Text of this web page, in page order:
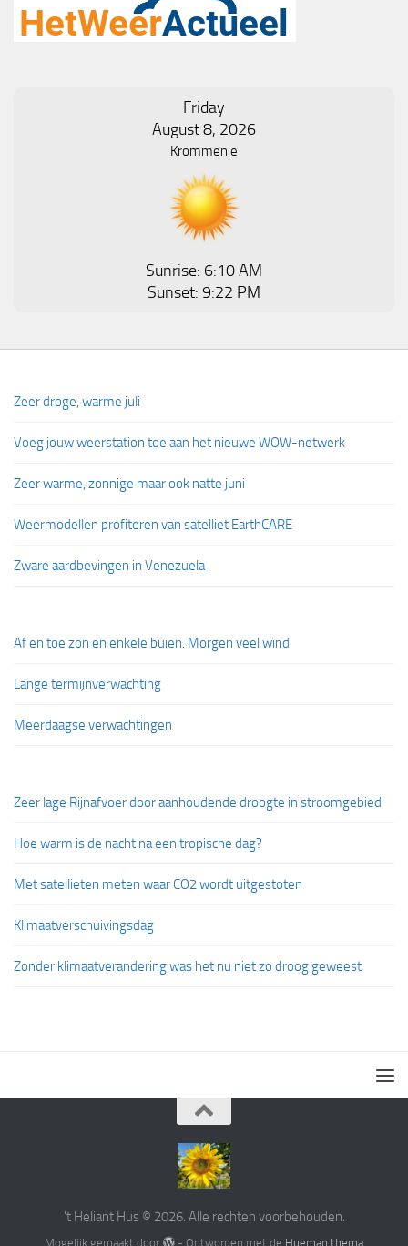
Friday
August 8, 2026
Krommenie
Sunrise: 6:10 AM
Sunset: 9:22 PM
Zeer droge, warme juli
Voeg jouw weerstation toe aan het nieuwe WOW-netwerk
Zeer warme, zonnige maar ook natte juni
Weermodellen profiteren van satelliet EarthCARE
Zware aardbevingen in Venezuela
Af en toe zon en enkele buien. Morgen veel wind
Lange termijnverwachting
Meerdaagse verwachtingen
Zeer lage Rijnafvoer door aanhoudende droogte in stroomgebied
Hoe warm is de nacht na een tropische dag?
Met satellieten meten waar CO2 wordt uitgestoten
Klimaatverschuivingsdag
Zonder klimaatverandering was het nu niet zo droog geweest
't Heliant Hus © 2026. Alle rechten voorbehouden.
Mogelijk gemaakt door - Ontworpen met de Hueman thema